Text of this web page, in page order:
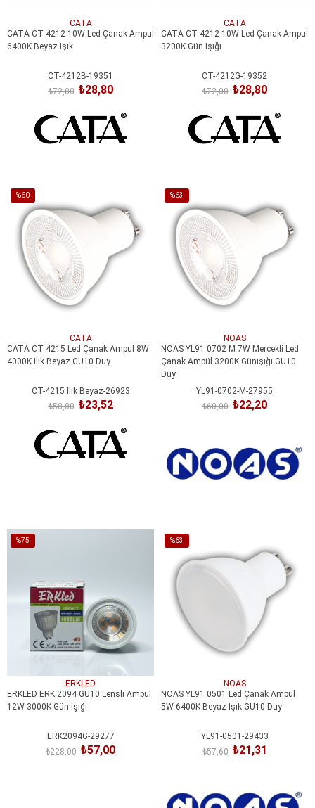
CATA
CATA CT 4212 10W Led Çanak Ampul
6400K Beyaz Işık
CT-4212B-19351
₺28,80
₺72,00
CATA
CATA CT 4212 10W Led Çanak Ampul
3200K Gün Işığı
CT-4212G-19352
₺28,80
₺72,00
%60
İndirim
%60İndirim
CATA
CATA CT 4215 Led Çanak Ampul 8W
4000K Ilık Beyaz GU10 Duy
CT-4215 Ilık Beyaz-26923
₺23,52
₺58,80
%63
İndirim
%63İndirim
NOAS
NOAS YL91 0702 M 7W Mercekli Led
Çanak Ampül 3200K Günışığı GU10
Duy
YL91-0702-M-27955
₺22,20
₺60,00
%75
ERKLED
ERKLED ERK 2094 GU10 Lensli Ampül
12W 3000K Gün Işığı
ERK2094G-29277
₺57,00
₺228,00
%63
%63İndirim
NOAS
NOAS YL91 0501 Led Çanak Ampül
5W 6400K Beyaz Işık GU10 Duy
YL91-0501-29433
₺21,31
₺57,60